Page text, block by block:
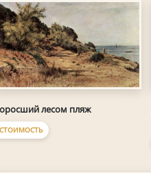
лесом пляж
СТОИМОСТЬ